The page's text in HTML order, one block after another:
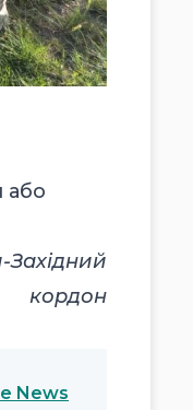
або
Західний
кордон
News